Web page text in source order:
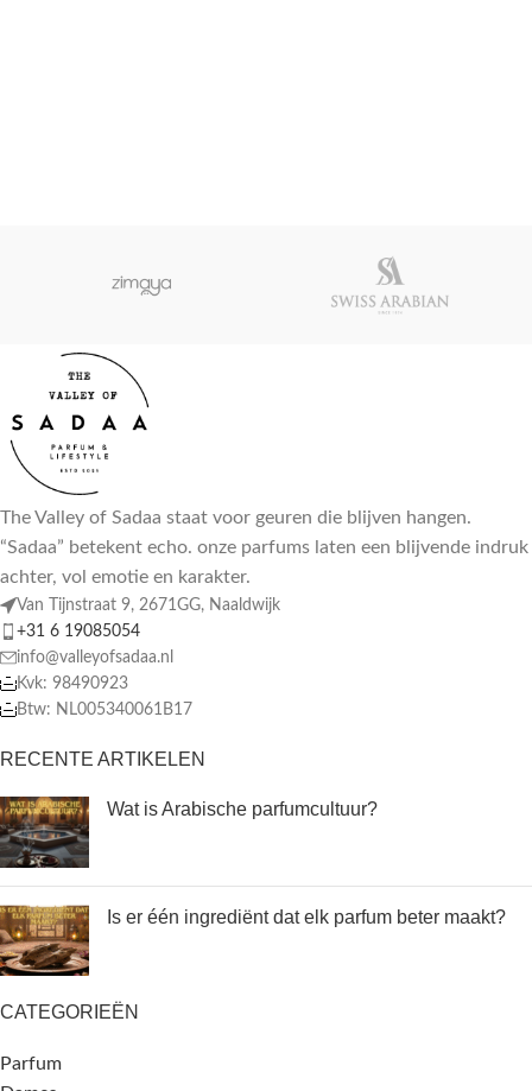
The Valley of Sadaa staat voor geuren die blijven hangen.
“Sadaa” betekent echo. onze parfums laten een blijvende indruk
achter, vol emotie en karakter.
Van Tijnstraat 9, 2671GG, Naaldwijk
+31 6 19085054
info@valleyofsadaa.nl
Kvk: 98490923
Btw: NL005340061B17
RECENTE ARTIKELEN
Wat is Arabische parfumcultuur?
Is er één ingrediënt dat elk parfum beter maakt?
CATEGORIEËN
Parfum